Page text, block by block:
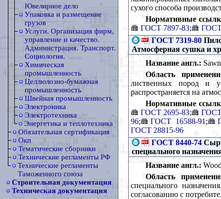
Ювелирное дело
Упаковка и размещение
грузов
Услуги. Организация фирм,
управление и качество.
Администрация. Транспорт.
Социология.
Химическая
промышленность
Целлюлозно-бумажная
промышленность
Швейная промышленность
Электроника
Электротехника
Энергетика и теплотехника
Обязательная сертификация
Окп
Тематические сборники
Технические регламенты РФ
Технические регламенты
Таможенного союза
Строительная документация
Техническая документация
сухого способа
Нормативные
ГОСТ 7897-83;
ГОСТ
ГОСТ 7319-80
Атмосферная сушка и
Название англ.:
Область
лиственных пород и
распространяется на
Нормативные
ГОСТ 2695-83;
ГОСТ
96; ГОСТ 16588-91 ;
ГОСТ 28815-96
ГОСТ 8440-74
специального
Название англ.:
Область
специального
согласованию с